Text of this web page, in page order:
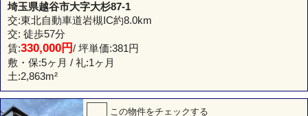
埼玉県越谷市大字大杉87-1
交:東北自動車道岩槻IC約8.0km
交: 徒歩57分
賃:330,000円/ 坪単価:381円
敷・保:5ヶ月 / 礼:1ヶ月
土:2,863m²
この物件をチェックする